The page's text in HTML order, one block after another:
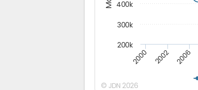
2000 2002 2006
200k
300k
400k
© JDN 2026